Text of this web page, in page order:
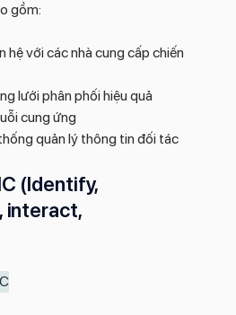
gồm:
hệ với các nhà cung cấp chiến
lưới phân phối hiệu quả
cung ứng
quản lý thông tin đối tác
(Identify,
interact,